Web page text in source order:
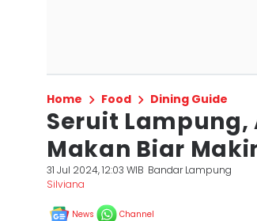
Home Food Dining Guide
Seruit Lampung,
Makan Biar
31 Jul 2024, 12:03 WIB Bandar Lampung
Silviana
News Channel